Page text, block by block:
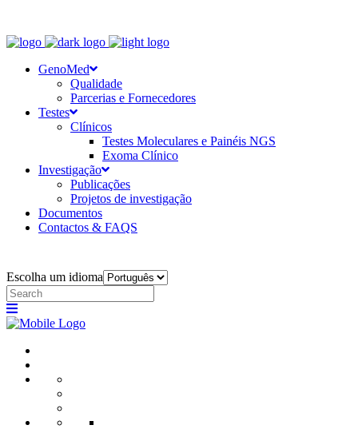
GenoMed
Qualidade
Parcerias e Fornecedores
Testes
Clínicos
Testes Moleculares e Painéis NGS
Exoma Clínico
Investigação
Publicações
Projetos de investigação
Documentos
Contactos & FAQS
Escolha um idioma